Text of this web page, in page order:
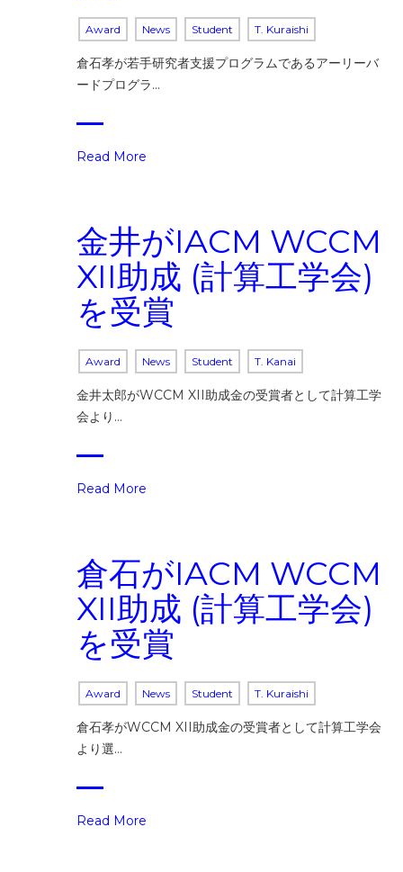
Award News Student T. Kuraishi
倉石孝が若手研究者支援プログラムであるアーリーバ
ードプログラ…
Read More
金井がIACM WCCM
XII助成 (計算工学会)
を受賞
Award News Student T. Kanai
金井太郎がWCCM XII助成金の受賞者として計算工学
会より…
Read More
倉石がIACM WCCM
XII助成 (計算工学会)
を受賞
Award News Student T. Kuraishi
倉石孝がWCCM XII助成金の受賞者として計算工学会
より選…
Read More